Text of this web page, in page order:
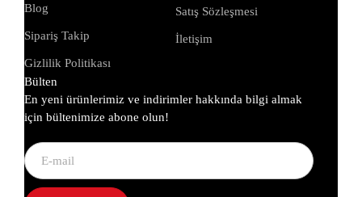
Blog
Sipariş Takip
Gizlilik Politikası
Satış Sözleşmesi
İletişim
Bülten
En yeni ürünlerimiz ve indirimler hakkında bilgi almak
için bültenimize abone olun!